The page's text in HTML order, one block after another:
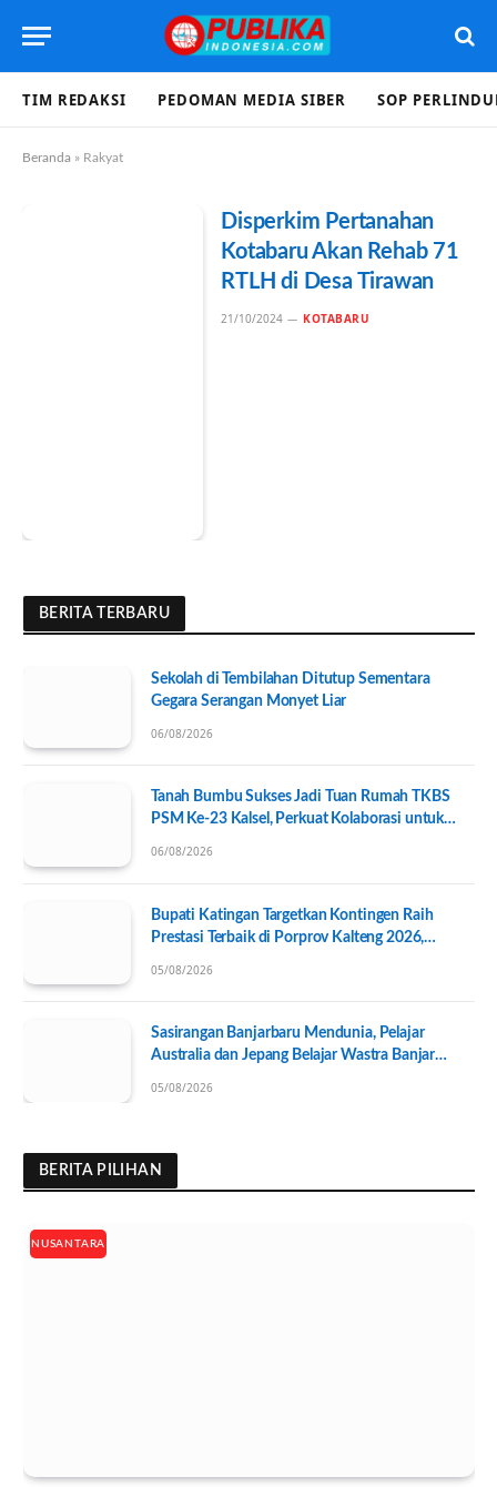
TIM REDAKSI PEDOMAN MEDIA SIBER SOP
Beranda » Rakyat
Disperkim Pertanahan
Kotabaru Akan Rehab 71
RTLH di Desa Tirawan
21/10/2024 KOTABARU
BERITA TERBARU
Sekolah di Tembilahan Ditutup Sementara
Gegara Serangan Monyet Liar
06/08/2026
Tanah Bumbu Sukses Jadi Tuan Rumah TKBS
PSM Ke-23 Kalsel, Perkuat Kolaborasi untuk
06/08/2026
Bupati Katingan Targetkan Kontingen Raih
Prestasi Terbaik di Porprov Kalteng 2026,
05/08/2026
Sasirangan Banjarbaru Mendunia, Pelajar
Australia dan Jepang Belajar Wastra Banjar
05/08/2026
BERITA PILIHAN
NUSANTARA